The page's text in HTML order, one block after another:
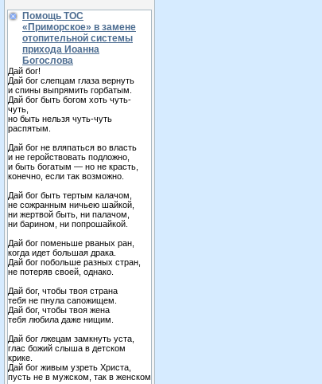
Помощь ТОС
«Приморское» в замене
отопительной системы
прихода Иоанна
Богослова
Дай бог!
Дай бог слепцам глаза вернуть
и спины выпрямить горбатым.
Дай бог быть богом хоть чуть-
чуть,
но быть нельзя чуть-чуть
распятым.
Дай бог не вляпаться во власть
и не геройствовать подложно,
и быть богатым — но не красть,
конечно, если так возможно.
Дай бог быть тертым калачом,
не сожранным ничьею шайкой,
ни жертвой быть, ни палачом,
ни барином, ни попрошайкой.
Дай бог поменьше рваных ран,
когда идет большая драка.
Дай бог побольше разных стран,
не потеряв своей, однако.
Дай бог, чтобы твоя страна
тебя не пнула сапожищем.
Дай бог, чтобы твоя жена
тебя любила даже нищим.
Дай бог лжецам замкнуть уста,
глас божий слыша в детском
крике.
Дай бог живым узреть Христа,
пусть не в мужском, так в женском